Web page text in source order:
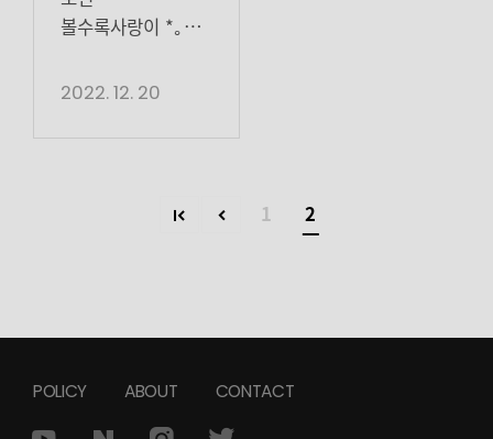
볼수록사랑이 *｡✲
솟아나는♡금새록
>‘박미경’ 역으로
╽╿
만을 기다렸다!!!(◞♥
ꈍ∇ꈍ)◞♥
2022. 12. 20
1 2
POLICY ABOUT CONTACT